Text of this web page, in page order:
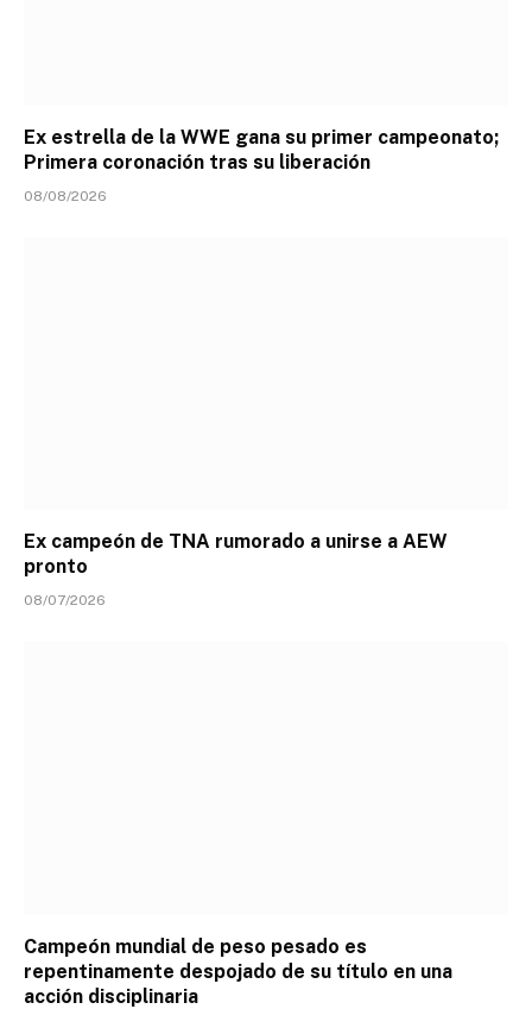
Ex estrella de la WWE gana su primer campeonato;
Primera coronación tras su liberación
08/08/2026
Ex campeón de TNA rumorado a unirse a AEW
pronto
08/07/2026
Campeón mundial de peso pesado es
repentinamente despojado de su título en una
acción disciplinaria